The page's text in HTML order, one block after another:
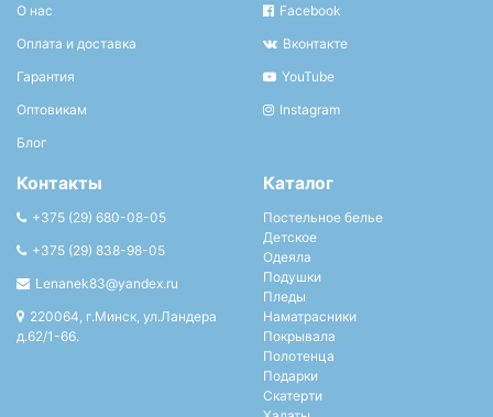
О нас
Оплата и доставка
Гарантия
Оптовикам
Блог
Facebook
Вконтакте
YouTube
Instagram
Контакты
+375 (29) 680-08-05
+375 (29) 838-98-05
Lenanek83@yandex.ru
220064, г.Минск, ул.Ландера
д.62/1-66.
Каталог
Постельное белье
Детское
Одеяла
Подушки
Пледы
Наматрасники
Покрывала
Полотенца
Подарки
Скатерти